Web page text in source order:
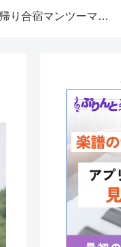
日帰り合宿マンツーマン編